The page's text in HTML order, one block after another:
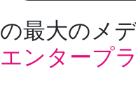
の最大のメ
エンタープ